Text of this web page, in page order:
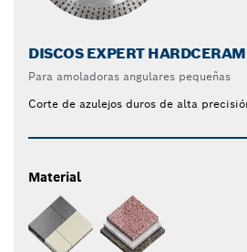
DISCOS EXPERT
Para amoladoras angulares pequeñas
Corte de azulejos duros de alta
Material